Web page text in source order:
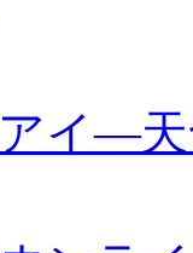
イ―